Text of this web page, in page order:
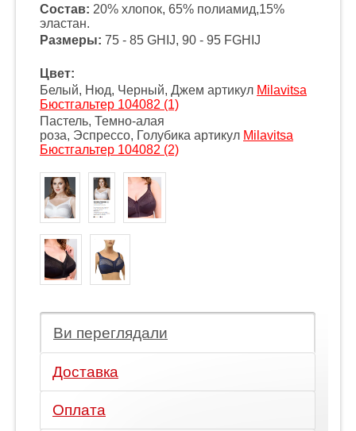
Состав: 20% хлопок, 65% полиамид,15%
эластан.
Размеры: 75 - 85 GHIJ, 90 - 95 FGHIJ
Цвет:
Белый, Нюд, Черный, Джем артикул Milavitsa
Бюстгальтер 104082 (1)
Пастель, Темно-алая
роза, Эспрессо, Голубика артикул Milavitsa
Бюстгальтер 104082 (2)
Ви переглядали
Доставка
Оплата